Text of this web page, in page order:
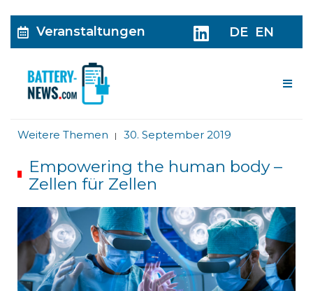
Veranstaltungen DE EN
Weitere Themen | 30. September 2019
Empowering the human body –
Zellen für Zellen